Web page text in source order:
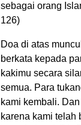
sebagai orang
126)
Doa di atas
berkata kepada
kakimu secara
semua. Para
kami kembali.
karena kami telah